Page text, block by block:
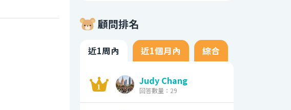
顧問排名
近1周內 近1個月內 綜合
Judy Chang
回答數量：29